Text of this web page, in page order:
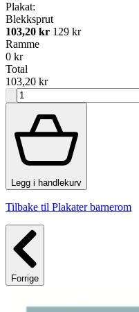
Plakat:
Blekksprut
103,20 kr 129 kr
Ramme
0 kr
Total
103,20 kr
Legg i handlekurv
Tilbake til Plakater barnerom
Forrige